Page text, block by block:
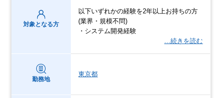
対象となる方
以下いずれかの経験を2年以上お持ちの方
(業界・規模不問)
・システム開発経験
…続きを読む
勤務地
東京都